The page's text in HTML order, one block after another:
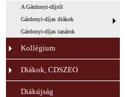
A Gárdonyi-díjról
Gárdonyi-díjas diákok
Gárdonyi-díjas tanárok
Kollégium
Diákok, CDSZEO
Diákújság